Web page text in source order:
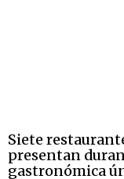
Siete
presentan
gastronómica